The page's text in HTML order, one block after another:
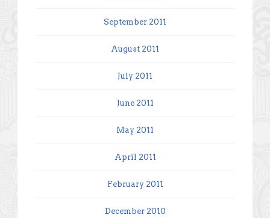
September 2011
August 2011
July 2011
June 2011
May 2011
April 2011
February 2011
December 2010